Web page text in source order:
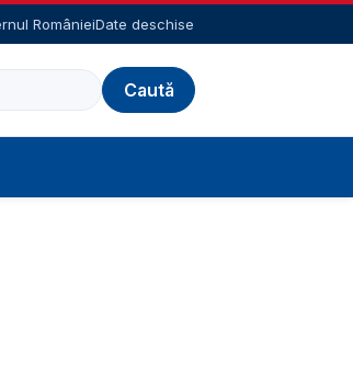
RomânieiDate deschise